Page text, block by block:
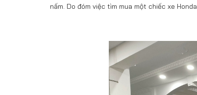
nấm. Do đóm việc tìm mua một chiếc xe